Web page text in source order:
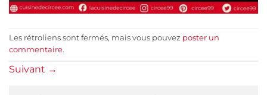
Les rétroliens sont fermés, mais vous pouvez poster un
commentaire.
Suivant →